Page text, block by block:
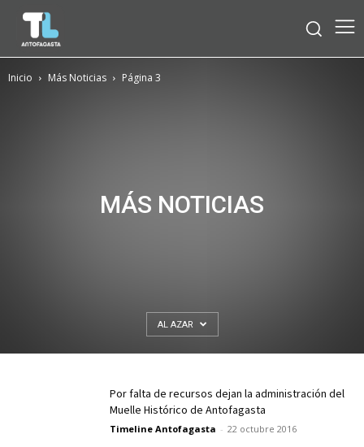
Inicio Más Noticias Página 3
MÁS NOTICIAS
AL AZAR
Por falta de recursos dejan la administración del
Muelle Histórico de Antofagasta
Timeline Antofagasta - 22 octubre 2016